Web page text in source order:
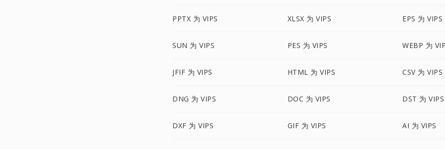
PPTX 为 VIPS XLSX 为 VIPS EPS 为 VIPS
SUN 为 VIPS PES 为 VIPS WEBP 为
JFIF 为 VIPS HTML 为 VIPS CSV 为 VIPS
DNG 为 VIPS DOC 为 VIPS DST 为 VIPS
DXF 为 VIPS GIF 为 VIPS AI 为 VIPS